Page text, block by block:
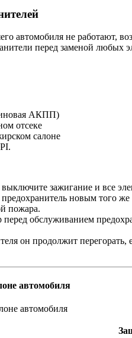
автомобиля не работают,
перед заменой любых
АКПП)
отсеке
салоне
зажигание и все
новым того
пожара.
перед обслуживанием
он продолжит
автомобиля